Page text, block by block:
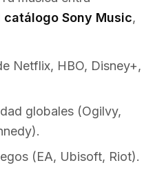
catálogo Sony Music,
Netflix, HBO, Disney+,
globales (Ogilvy,
(EA, Ubisoft, Riot).